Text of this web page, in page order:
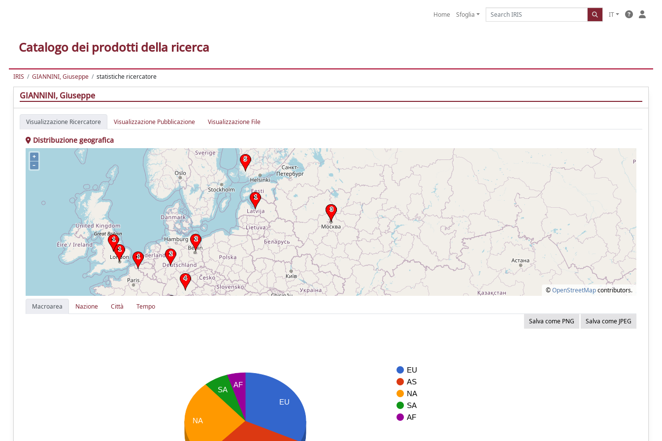
Home Sfoglia IT
Catalogo dei prodotti della ricerca
IRIS GIANNINI, Giuseppe statistiche ricercatore
GIANNINI, Giuseppe
Visualizzazione Ricercatore Visualizzazione Pubblicazione Visualizzazione File
Distribuzione geografica
+
–
©OpenStreetMapcontributors.
Macroarea
Nazione Città
Tempo
Salva come PNG
Salva come JPEG
EU
AS
NA
SA
AF
EU
AF
SA
NA